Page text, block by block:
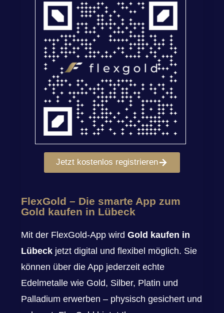
Jetzt kostenlos registrieren
FlexGold – Die smarte App zum
Gold kaufen in Lübeck
Mit der FlexGold-App wird Gold kaufen in
Lübeck jetzt digital und flexibel möglich. Sie
können über die App jederzeit echte
Edelmetalle wie Gold, Silber, Platin und
Palladium erwerben – physisch gesichert und